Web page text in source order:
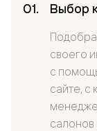
Выбор
своего
с
сайте, с
салонов